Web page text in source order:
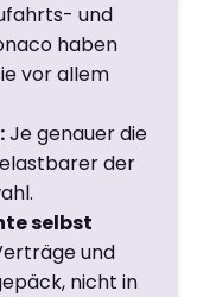
und
haben
vor allem
Je genauer die
der
selbst
und
nicht in